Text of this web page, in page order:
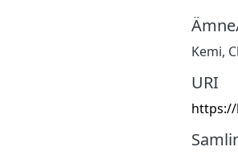
Kemi,
URI
https://